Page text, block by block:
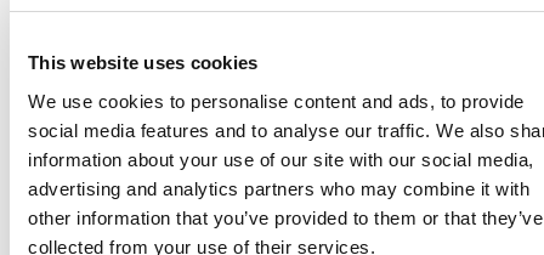
This website uses cookies
We use cookies to personalise content and ads, to provide
social media features and to analyse our traffic. We also
information about your use of our site with our social media,
advertising and analytics partners who may combine it with
other information that you’ve provided to them or that they’ve
collected from your use of their services.
olika frekvensintervall.
Läs mer om vikten av ljudspridning vid placering av